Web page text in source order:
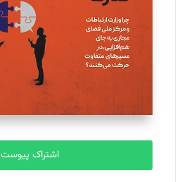
ملینا جعفری
تحریریه
مصطفی مسجدی آرانی
تحریریه
بابک نقاش
اشتراک پیوست